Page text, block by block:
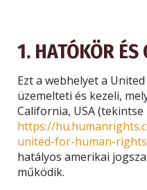
1. HATÓKÖR ÉS
Ezt a webhelyet a
üzemelteti és kezeli,
California, USA (tekintse
https://
united-for-human-
hatályos amerikai
működik.